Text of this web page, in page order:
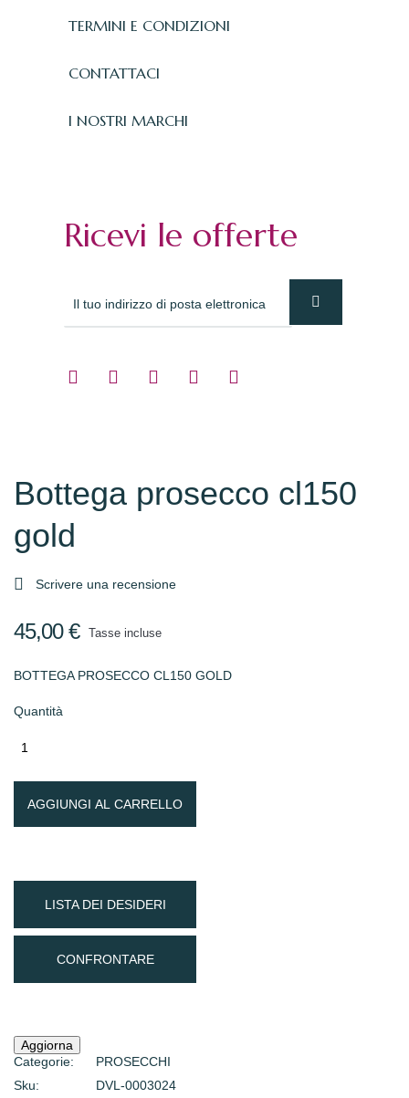
TERMINI E CONDIZIONI
CONTATTACI
I NOSTRI MARCHI
Ricevi le offerte
Bottega prosecco cl150
gold
 Scrivere una recensione
45,00 € Tasse incluse
BOTTEGA PROSECCO CL150 GOLD
Quantità
AGGIUNGI AL CARRELLO
LISTA DEI DESIDERI
CONFRONTARE
Categorie:
PROSECCHI
Sku:
DVL-0003024